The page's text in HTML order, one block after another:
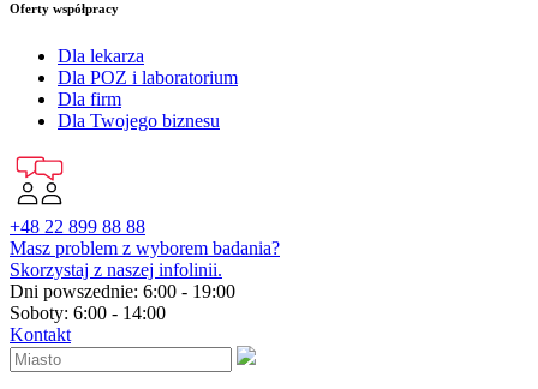
Oferty współpracy
Dla lekarza
Dla POZ i laboratorium
Dla firm
Dla Twojego biznesu
+48 22 899 88 88
Masz problem z wyborem badania?
Skorzystaj z naszej infolinii.
Dni powszednie: 6:00 - 19:00
Soboty: 6:00 - 14:00
Kontakt